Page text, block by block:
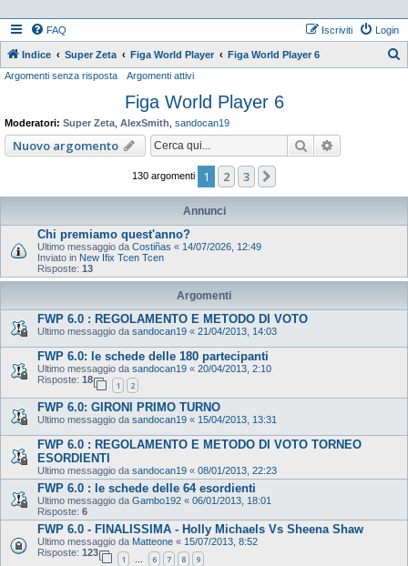
FAQ Login
Iscriviti
Indice Super Zeta Figa World Player Figa World Player 6
Argomenti senza risposta Argomenti attivi
Figa World Player 6
Moderatori: Super Zeta AlexSmith sandocan19
Nuovo argomento Cerca
130 argomenti 1 2 3
Annunci
Chi premiamo quest'anno?
Ultimo messaggio da Costiñas « 14/07/2026, 12:49
Inviato in New Ifix Tcen Tcen
Risposte: 13
Argomenti
FWP 6.0 : REGOLAMENTO E METODO DI VOTO
Ultimo messaggio da sandocan19 « 21/04/2013, 14:03
FWP 6.0: le schede delle 180 partecipanti
Ultimo messaggio da sandocan19 « 20/04/2013, 2:10
Risposte: 18
1 2
FWP 6.0: GIRONI PRIMO TURNO
Ultimo messaggio da sandocan19 « 15/04/2013, 13:31
FWP 6.0 : REGOLAMENTO E METODO DI VOTO TORNEO
ESORDIENTI
Ultimo messaggio da sandocan19 « 08/01/2013, 22:23
FWP 6.0 : le schede delle 64 esordienti
Ultimo messaggio da Gambo192 « 06/01/2013, 18:01
Risposte: 6
FWP 6.0 - FINALISSIMA - Holly Michaels Vs Sheena Shaw
Ultimo messaggio da Matteone « 15/07/2013, 8:52
Risposte: 123
1 … 6 7 8 9